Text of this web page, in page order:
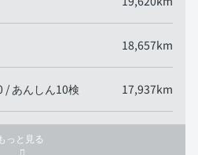
18,657km
/ あんしん10検 17,937km
もっと見る